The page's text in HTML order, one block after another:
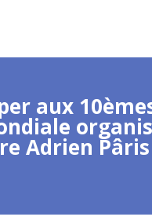
aux
Adrien